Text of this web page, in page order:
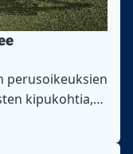
perusoikeuksien
kipukohtia,